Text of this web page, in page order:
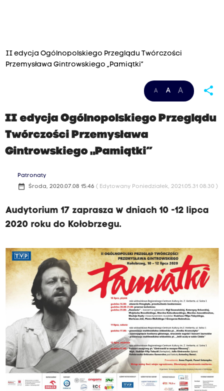
II edycja Ogólnopolskiego Przeglądu Twórczości
Przemysława Gintrowskiego „Pamiątki”
A A A share
II edycja Ogólnopolskiego Przeglądu
Twórczości Przemysława
Gintrowskiego „Pamiątki”
Patronaty
date_range Środa, 2020.07.08 15:46 ( Edytowany Poniedziałek, 2021.05.31 08:30 )
Audytorium 17 zaprasza w dniach 10 -12 lipca
2020 roku do Kołobrzegu.